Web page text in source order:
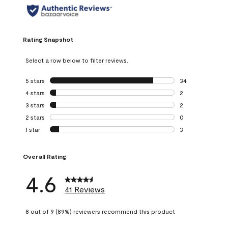
Rating Snapshot
Select a row below to filter reviews.
5 stars stars
34
34 reviews with
4 stars stars
2
2 reviews with 4
3 stars stars
2
2 reviews with 3
2 stars stars
0
0 reviews with 2
1 star stars
3
Overall Rating
4.6 41 Reviews
8 out of 9 (89%) reviewers recommend this product